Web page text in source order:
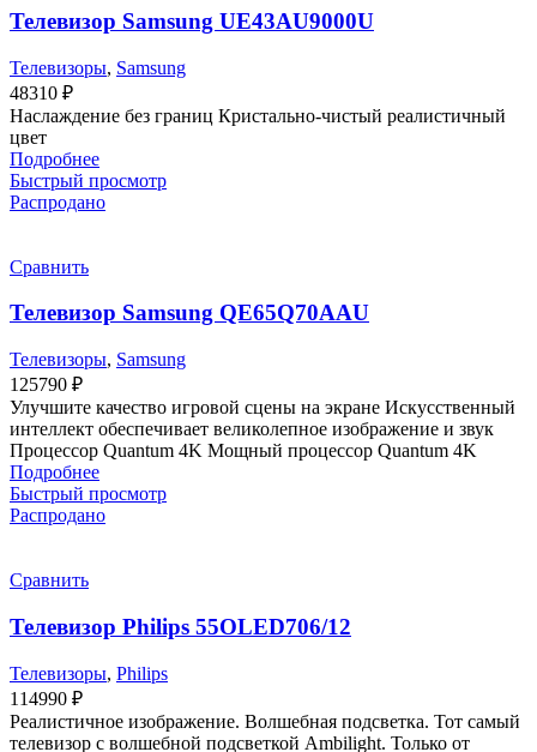
Телевизор Samsung UE43AU9000U
Телевизоры, Samsung
48310 ₽
Наслаждение без границ Кристально-чистый реалистичный
цвет
Подробнее
Быстрый просмотр
Распродано
Сравнить
Телевизор Samsung QE65Q70AAU
Телевизоры, Samsung
125790 ₽
Улучшите качество игровой сцены на экране Искусственный
интеллект обеспечивает великолепное изображение и звук
Процессор Quantum 4K Мощный процессор Quantum 4K
Подробнее
Быстрый просмотр
Распродано
Сравнить
Телевизор Philips 55OLED706/12
Телевизоры, Philips
114990 ₽
Реалистичное изображение. Волшебная подсветка. Тот самый
телевизор с волшебной подсветкой Ambilight. Только от